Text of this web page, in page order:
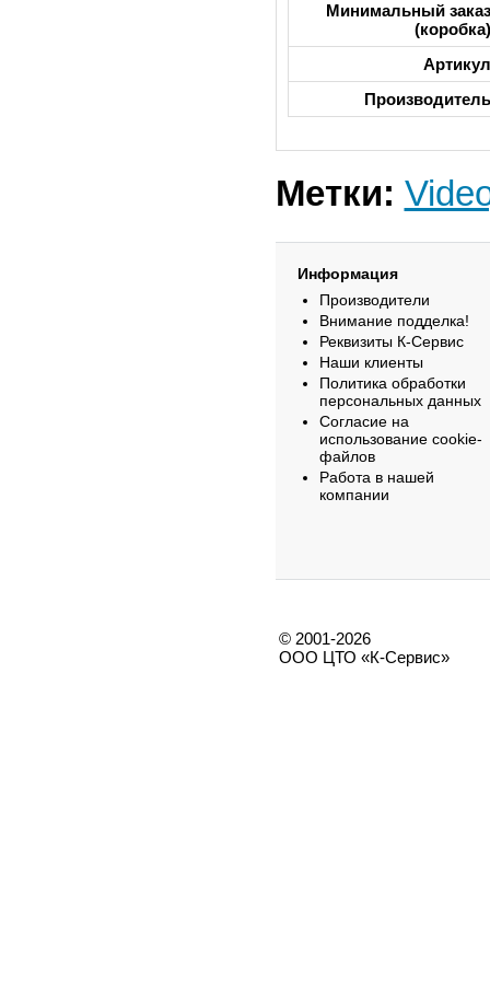
Минимальный заказ
(коробка)
Артикул
Производитель
Метки:
Информация
Производители
Внимание подделка!
Реквизиты К-Сервис
Наши клиенты
Политика обработки
персональных данных
Согласие на
использование cookie-
файлов
Работа в нашей
компании
© 2001-2026
ООО ЦТО «К-Сервис»